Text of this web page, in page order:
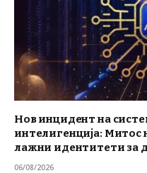
Нов инцидент на
интелигенција: Митос
лажни идентитети за
06/08/2026